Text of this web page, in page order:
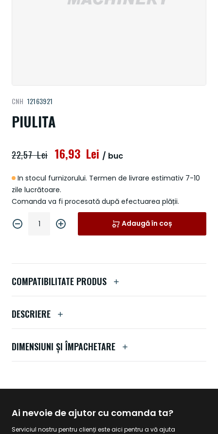
PIULITA
CNH 12163921
In stocul furnizorului. Termen de livrare estimativ 7-10
zile lucrătoare.
Comanda va fi procesată după efectuarea plății.
16,93 Lei
22,57 Lei / buc
Adaugă în coș
la
începutul
galeriei
imagini
COMPATIBILITATE PRODUS
DESCRIERE
DIMENSIUNI ȘI ÎMPACHETARE
Ai nevoie de ajutor cu comanda ta?
Serviciul nostru pentru clienți este aici pentru a vă ajuta